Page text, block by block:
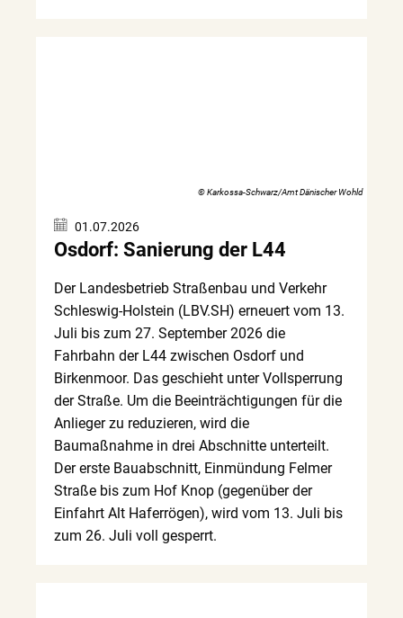
© Karkossa-Schwarz/Amt Dänischer Wohld
01.07.2026
Osdorf: Sanierung der L44
Der Landesbetrieb Straßenbau und Verkehr
Schleswig-Holstein (LBV.SH) erneuert vom 13.
Juli bis zum 27. September 2026 die
Fahrbahn der L44 zwischen Osdorf und
Birkenmoor. Das geschieht unter Vollsperrung
der Straße. Um die Beeinträchtigungen für die
Anlieger zu reduzieren, wird die
Baumaßnahme in drei Abschnitte unterteilt.
Der erste Bauabschnitt, Einmündung Felmer
Straße bis zum Hof Knop (gegenüber der
Einfahrt Alt Haferrögen), wird vom 13. Juli bis
zum 26. Juli voll gesperrt.